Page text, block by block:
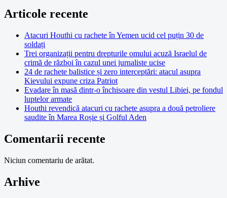
Articole recente
Atacuri Houthi cu rachete în Yemen ucid cel puțin 30 de
soldați
Trei organizații pentru drepturile omului acuză Israelul de
crimă de război în cazul unei jurnaliste ucise
24 de rachete balistice și zero interceptări: atacul asupra
Kievului expune criza Patriot
Evadare în masă dintr-o închisoare din vestul Libiei, pe fondul
luptelor armate
Houthi revendică atacuri cu rachete asupra a două petroliere
saudite în Marea Roșie și Golful Aden
Comentarii recente
Niciun comentariu de arătat.
Arhive